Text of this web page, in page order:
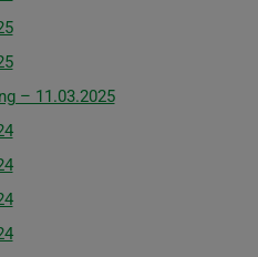
– 11.03.2025